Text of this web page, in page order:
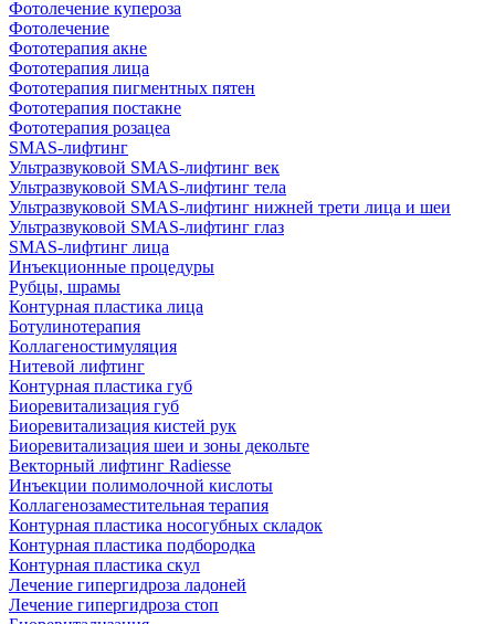
Фотолечение купероза
Фотолечение
Фототерапия акне
Фототерапия лица
Фототерапия пигментных пятен
Фототерапия постакне
Фототерапия розацеа
SMAS-лифтинг
Ультразвуковой SMAS-лифтинг век
Ультразвуковой SMAS-лифтинг тела
Ультразвуковой SMAS-лифтинг нижней трети лица и шеи
Ультразвуковой SMAS-лифтинг глаз
SMAS-лифтинг лица
Инъекционные процедуры
Рубцы, шрамы
Контурная пластика лица
Ботулинотерапия
Коллагеностимуляция
Нитевой лифтинг
Контурная пластика губ
Биоревитализация губ
Биоревитализация кистей рук
Биоревитализация шеи и зоны декольте
Векторный лифтинг Radiesse
Инъекции полимолочной кислоты
Коллагенозаместительная терапия
Контурная пластика носогубных складок
Контурная пластика подбородка
Контурная пластика скул
Лечение гипергидроза ладоней
Лечение гипергидроза стоп